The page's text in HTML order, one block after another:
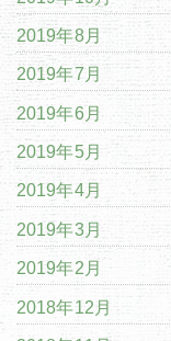
2019年8月
2019年7月
2019年6月
2019年5月
2019年4月
2019年3月
2019年2月
2018年12月